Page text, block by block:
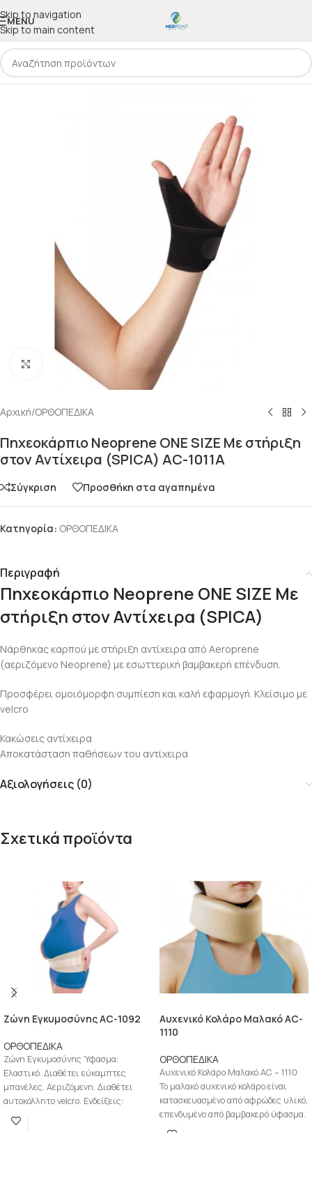
Skip to navigation
Skip to main content
MENU
Click to enlarge
Αρχική/ΟΡΘΟΠΕΔΙΚΑ
Πηχεοκάρπιο Neoprene ONE SIZE Με στήριξη
στον Αντίχειρα (SPICA) AC-1011A
Σύγκριση Προσθήκη στα αγαπημένα
Κατηγορία: ΟΡΘΟΠΕΔΙΚΑ
Περιγραφή
Πηχεοκάρπιο Neoprene ONE SIZE Με
στήριξη στον Αντίχειρα (SPICA)
Νάρθηκας καρπού με στήριξη αντίχειρα από Aeroprene
(αεριζόμενο Νeoprene) με εσωττερική βαμβακερή επένδυση.
Προσφέρει ομοιόμορφη συμπίεση και καλή εφαρμογή. Κλείσιμο με
velcro
Κακώσεις αντίχειρα
Αποκατάσταση παθήσεων του αντίχειρα
Αξιολογήσεις (0)
Σχετικά προϊόντα
Zώνη Εγκυμοσύνης AC-1092
ΟΡΘΟΠΕΔΙΚΑ
Zώνη Εγκυμοσύνης Ύφασμα:
Ελαστικό. Διαθέτει εύκαμπτες
μπανέλες. Αεριζόμενη. Διαθέτει
αυτοκόλλητο velcro. Ενδείξεις:
Εγκυμοσύνη. Μέγεθος S M L
Αυχενικό Κολάρο Μαλακό AC-
1110
ΟΡΘΟΠΕΔΙΚΑ
Αυχενικό Κολάρο Μαλακό AC – 1110
Το μαλακό αυχενικό κολάρο είναι
κατασκευασμένο από αφρώδες υλικό,
επενδυμένο από βαμβακερό ύφασμα.
Αυτοκόλλητο κλείσιμο με